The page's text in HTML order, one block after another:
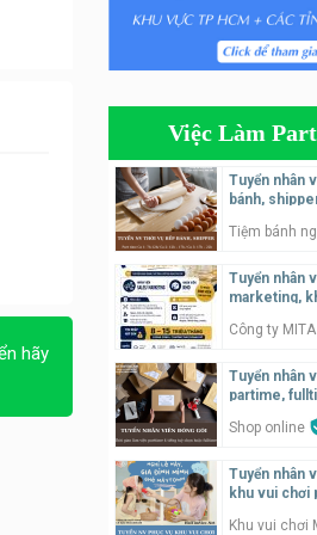
hãy
Tuyển nhân
tiệm trà sữa
hàng tiệm
Tiệm bánh
phục vụ bàn
Tuyển quản
bếp, bếp
Nhà hàng
Tuyển nhân
parttime
Shop online
Việc Làm
Tuyển nhân
bánh,
Tiệm bánh
Tuyển nhân
marketing,
Công ty MITA
Tuyển nhân
partime,
Shop online
Tuyển nhân
khu vui chơi
Khu vui chơi